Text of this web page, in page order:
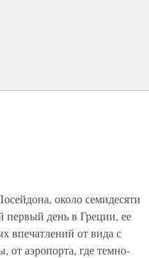
около семидесяти
первый день в Греции, ее
впечатлений от вида с
от аэропорта, где темно-